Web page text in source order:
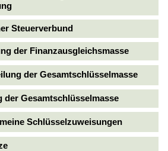
Steuerverbund
der Finanzausgleichsmasse
der Gesamtschlüsselmasse
Gesamtschlüsselmasse
Schlüsselzuweisungen